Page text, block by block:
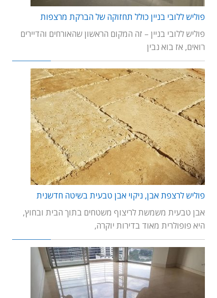
פוליש ללובי בניין כולל תחזוקה של הברקת מרצפות
פוליש ללובי בניין – זה המקום הראשון שהאורחים והדיירים
רואים, אז בוא נבין
פוליש לרצפת אבן, ניקוי אבן טבעית בשיטה חדשנית
אבן טבעית משמשת לריצוף משטחים בתוך הבית ובחוץ,
היא פופולרית מאוד בדירות יוקרה,